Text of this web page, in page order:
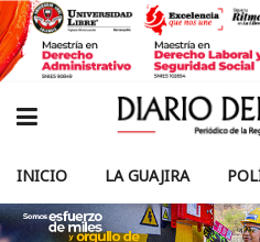
INICIO LA GUAJIRA